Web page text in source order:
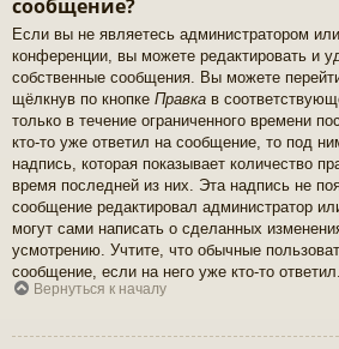
сообщение?
Если вы не являетесь администратором
конференции, вы можете редактировать и
собственные сообщения. Вы можете
щёлкнув по кнопке Правка в
только в течение ограниченного времени
кто-то уже ответил на сообщение, то под
надпись, которая показывает количество
время последней из них. Эта надпись не
сообщение редактировал администратор
могут сами написать о сделанных
усмотрению. Учтите, что обычные
сообщение, если на него уже кто-то ответил.
Вернуться к началу